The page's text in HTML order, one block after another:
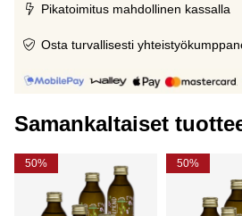
Pikatoimitus mahdollinen kassalla
Osta turvallisesti
Samankaltaiset
50% 50%